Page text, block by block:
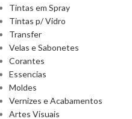
Tintas em Spray
Tintas p/ Vidro
Transfer
Velas e Sabonetes
Corantes
Essencias
Moldes
Vernizes e Acabamentos
Artes Visuais